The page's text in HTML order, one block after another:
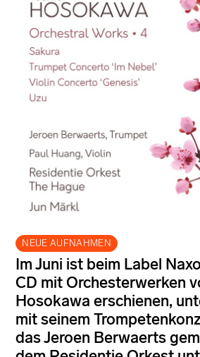
NEUE AUFNAHMEN
Im Juni ist beim Label
CD mit Orchesterwerken
Hosokawa erschienen,
mit seinem
das Jeroen Berwaerts